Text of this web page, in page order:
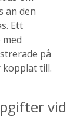
än den
Ett
på
kopplat till.
vid